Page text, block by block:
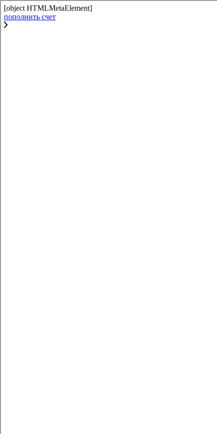
[object HTMLMetaElement]
пополнить счет